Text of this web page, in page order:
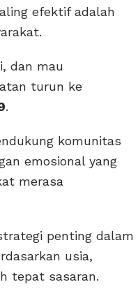
efektif adalah
dan mau
turun ke
.
komunitas
emosional yang
merasa
penting dalam
usia,
tepat sasaran.